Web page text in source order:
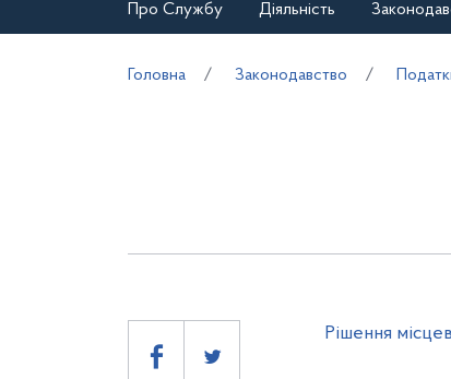
Про Службу Діяльність
Головна Законодавство
Рішення